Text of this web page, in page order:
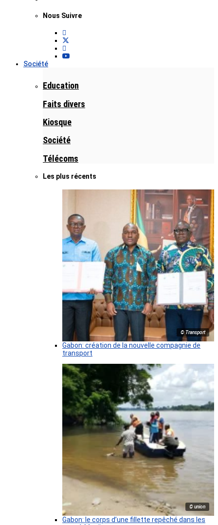
Nous Suivre
Société
Education
Faits divers
Kiosque
Société
Télécoms
Les plus récents
© Transport
Gabon: création de la nouvelle compagnie de
transport
© union
Gabon: le corps d’une fillette repêché dans les